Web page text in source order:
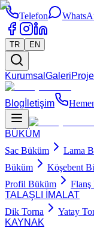
Telefon
TR EN
Kurumsal Galeri
Blog İletişim
BÜKÜM
Sac Büküm
Lama
Büküm
Köşebent
Profil Büküm
Flanş
TALAŞLI İMALAT
Dik Torna
Yatay
KAYNAK